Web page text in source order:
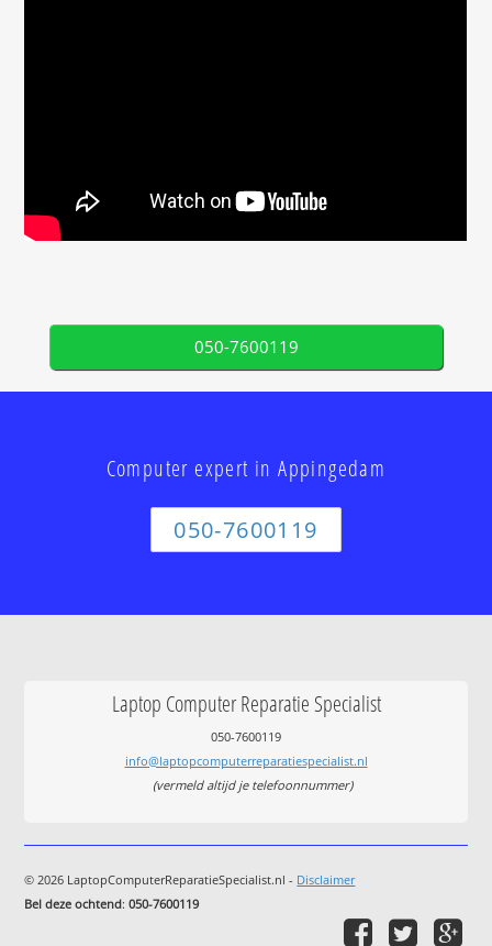
050-7600119
Computer expert in Appingedam
050-7600119
Laptop Computer Reparatie Specialist
050-7600119
info@laptopcomputerreparatiespecialist.nl
(vermeld altijd je telefoonnummer)
© 2026 LaptopComputerReparatieSpecialist.nl - Disclaimer
Bel deze ochtend:050-7600119